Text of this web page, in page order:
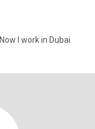
I work in Dubai